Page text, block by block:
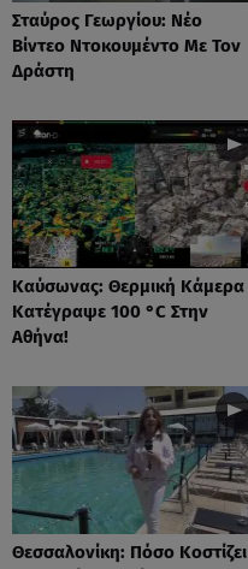
Σταύρος Γεωργίου: Νέο
Βίντεο Ντοκουμέντο Με Τον
Δράστη
Καύσωνας: Θερμική Κάμερα
Κατέγραψε 100 °C Στην
Αθήνα!
Θεσσαλονίκη: Πόσο Κοστίζει